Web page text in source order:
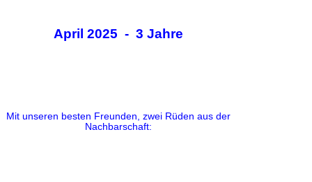
April 2025 - 3 Jahre
Mit unseren besten Freunden, zwei Rüden aus der
Nachbarschaft: